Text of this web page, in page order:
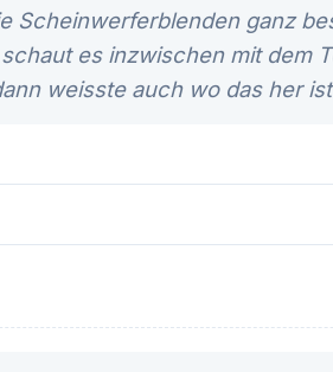
Scheinwerferblenden ganz
es inzwischen mit dem
weisste auch wo das her